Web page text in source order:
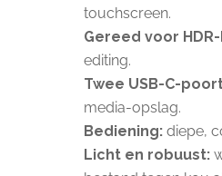
touchscreen.
Gereed voor
editing.
Twee USB-C-
media-opslag.
Bediening: diepe,
Licht en robuust: